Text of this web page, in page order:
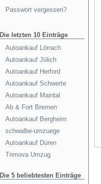
Passwort vergessen?
Die letzten 10 Einträge
Autoankauf Lörrach
Autoankauf Jülich
Autoankauf Herford
Autoankauf Schwerte
Autoankauf Maintal
Ab & Fort Bremen
Autoankauf Bergheim
schwalbe-umzuege
Autoankauf Düren
Trimova Umzug
Die 5 beliebtesten Einträge